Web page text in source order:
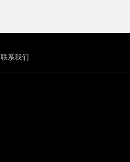
联系我们